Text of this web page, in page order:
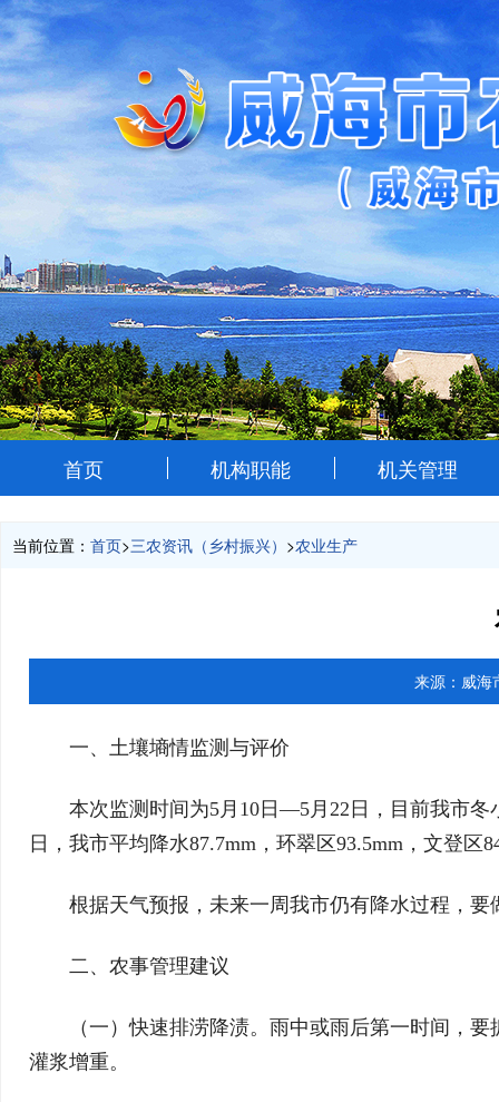
首页 机构职能 机关管理
当前位置： 首页>三农资讯（乡村振兴） >农业生产
来源： 威海
一、土壤墒情监测与评价
本次监测时间为5月10日—5月22日，目前我市
日，我市平均降水87.7mm，环翠区93.5mm，文登区
根据天气预报，未来一周我市仍有降水过程，要
二、农事管理建议
（一）快速排涝降渍。雨中或雨后第一时间，
灌浆增重。